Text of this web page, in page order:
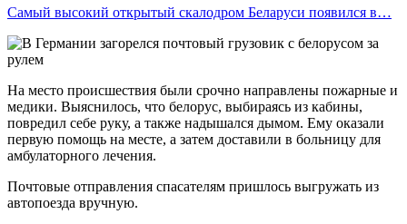
Самый высокий открытый скалодром Беларуси появился в…
На место происшествия были срочно направлены пожарные и
медики. Выяснилось, что белорус, выбираясь из кабины,
повредил себе руку, а также надышался дымом. Ему оказали
первую помощь на месте, а затем доставили в больницу для
амбулаторного лечения.
Почтовые отправления спасателям пришлось выгружать из
автопоезда вручную.